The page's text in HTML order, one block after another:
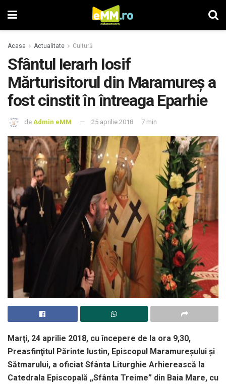
Acasa Actualitate Cultură
Sfântul Ierarh Iosif
Mărturisitorul din Maramureş a
fost cinstit în întreaga Eparhie
de Admin eMM 25 aprilie 2018 7 min
Marţi, 24 aprilie 2018, cu începere de la ora 9,30,
Preasfinţitul Părinte Iustin, Episcopul Maramureşului şi
Sătmarului, a oficiat Sfânta Liturghie Arhierească la
Catedrala Episcopală „Sfânta Treime” din Baia Mare, cu